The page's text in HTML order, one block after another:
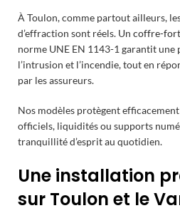
À Toulon, comme partout ailleurs,
d’effraction sont réels. Un coffre-
norme UNE EN 1143-1 garantit
l’intrusion et l’incendie, tout en
par les assureurs.
Nos modèles protègent
officiels, liquidités ou supports
tranquillité d’esprit au quotidien.
Une installation
sur Toulon et le